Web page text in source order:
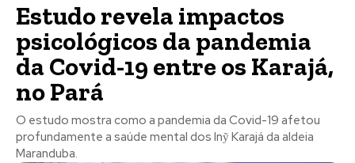
Estudo revela impactos
psicológicos da pandemia
da Covid-19 entre os Karajá,
no Pará
O estudo mostra como a pandemia da Covid-19 afetou
profundamente a saúde mental dos Inỹ Karajá da aldeia
Maranduba.